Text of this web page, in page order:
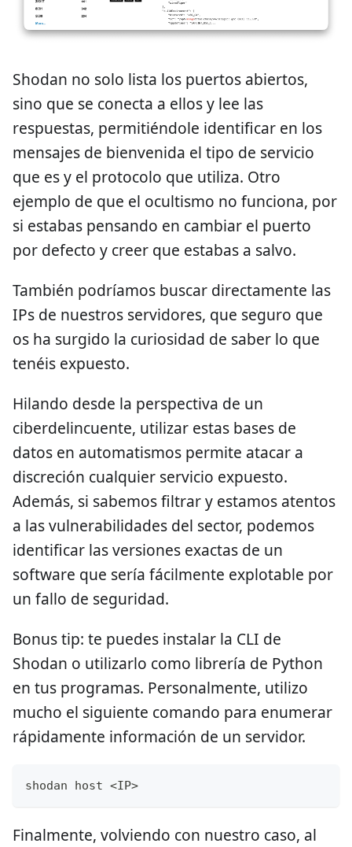
Shodan no solo lista los puertos abiertos,
sino que se conecta a ellos y lee las
respuestas, permitiéndole identificar en los
mensajes de bienvenida el tipo de servicio
que es y el protocolo que utiliza. Otro
ejemplo de que el ocultismo no funciona, por
si estabas pensando en cambiar el puerto
por defecto y creer que estabas a salvo.
También podríamos buscar directamente las
IPs de nuestros servidores, que seguro que
os ha surgido la curiosidad de saber lo que
tenéis expuesto.
Hilando desde la perspectiva de un
ciberdelincuente, utilizar estas bases de
datos en automatismos permite atacar a
discreción cualquier servicio expuesto.
Además, si sabemos filtrar y estamos atentos
a las vulnerabilidades del sector, podemos
identificar las versiones exactas de un
software que sería fácilmente explotable por
un fallo de seguridad.
Bonus tip: te puedes instalar la CLI de
Shodan o utilizarlo como librería de Python
en tus programas. Personalmente, utilizo
mucho el siguiente comando para enumerar
rápidamente información de un servidor.
shodan host <IP>
Finalmente, volviendo con nuestro caso, al